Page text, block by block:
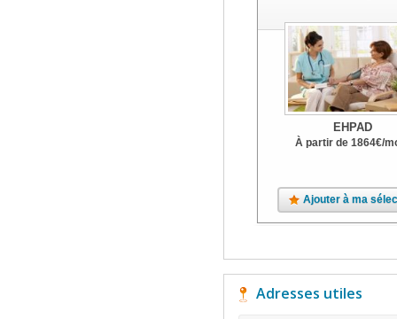
EHPAD
À partir de 1864€/
Ajouter à ma
Adresses utiles